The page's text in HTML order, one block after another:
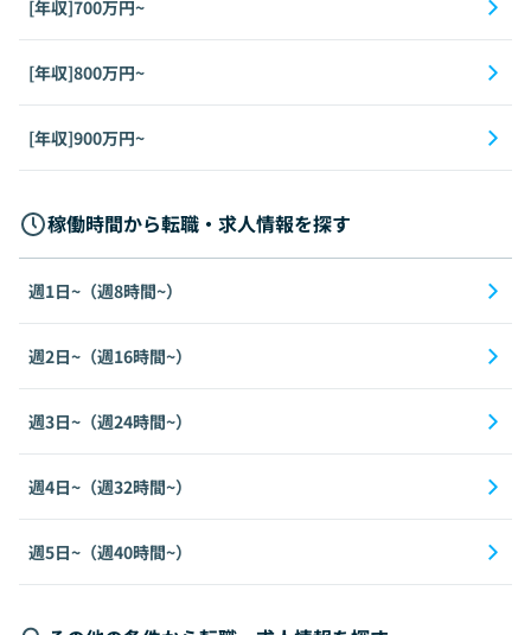
[年収]700万円~
[年収]800万円~
[年収]900万円~
稼働時間から転職・求人情報を探す
週1日~（週8時間~）
週2日~（週16時間~）
週3日~（週24時間~）
週4日~（週32時間~）
週5日~（週40時間~）